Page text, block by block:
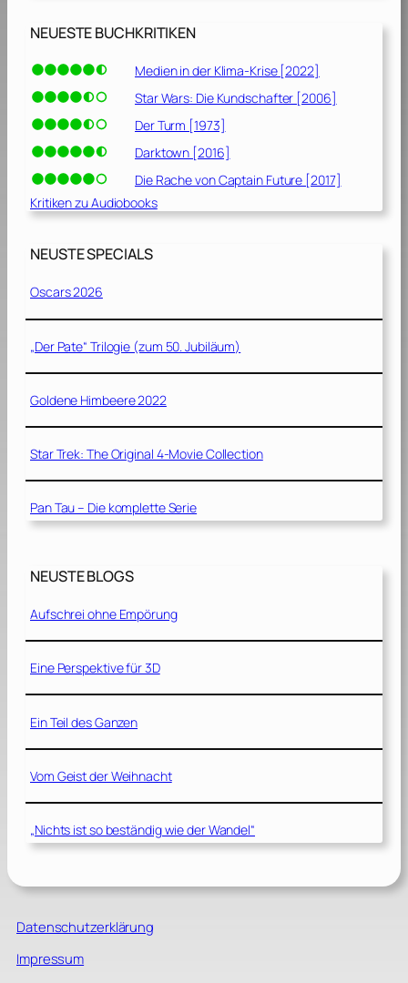
NEUESTE BUCHKRITIKEN
Medien in der Klima-Krise [2022]
Star Wars: Die Kundschafter [2006]
Der Turm [1973]
Darktown [2016]
Die Rache von Captain Future [2017]
Kritiken zu Audiobooks
NEUSTE SPECIALS
Oscars 2026
„Der Pate“ Trilogie (zum 50. Jubiläum)
Goldene Himbeere 2022
Star Trek: The Original 4-Movie Collection
Pan Tau – Die komplette Serie
NEUSTE BLOGS
Aufschrei ohne Empörung
Eine Perspektive für 3D
Ein Teil des Ganzen
Vom Geist der Weihnacht
„Nichts ist so beständig wie der Wandel“
Datenschutzerklärung
Impressum